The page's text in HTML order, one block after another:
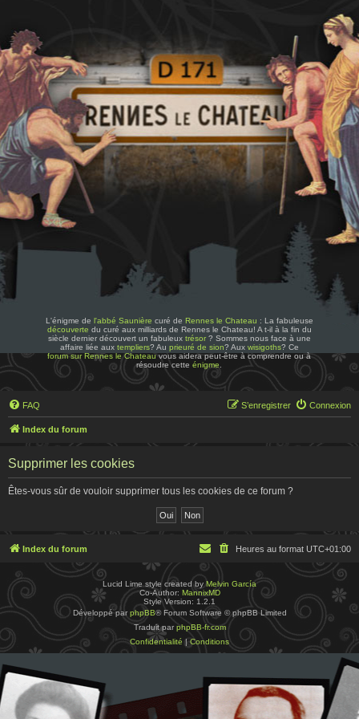
L'énigme de l'abbé Saunière curé de Rennes le Chateau : La fabuleuse
découverte du curé aux milliards de Rennes le Chateau! A t-il à la fin du
siècle dernier découvert un fabuleux trésor? Sommes nous face à une
affaire liée aux templiers? Au prieuré de sion? Aux wisigoths? Ce
forum sur Rennes le Chateauvous aidera peut-être à comprendre ou à
résoudre cetteénigme
FAQ Connexion
S’enregistrer
Index du forum
Supprimer les cookies
Êtes-vous sûr de vouloir supprimer tous les cookies de ce forum ?
Index du forum Heures au format UTC+01:00
Lucid Lime style created byMelvin García
Co-Author: MannixMD
Style Version: 1.2.1
Développé par phpBB® Forum Software © phpBB Limited
Traduit par phpBB-fr.com
Confidentialité | Conditions